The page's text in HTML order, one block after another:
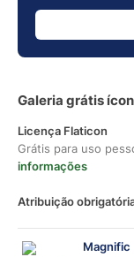
Galeria grátis
Licença Flaticon
Grátis para uso
informações
Atribuição
Magnific